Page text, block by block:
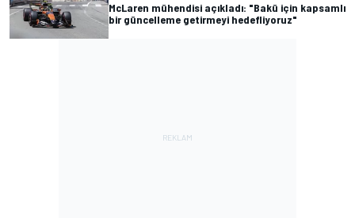
McLaren mühendisi açıkladı: "Bakü için kapsamlı
bir güncelleme getirmeyi hedefliyoruz"